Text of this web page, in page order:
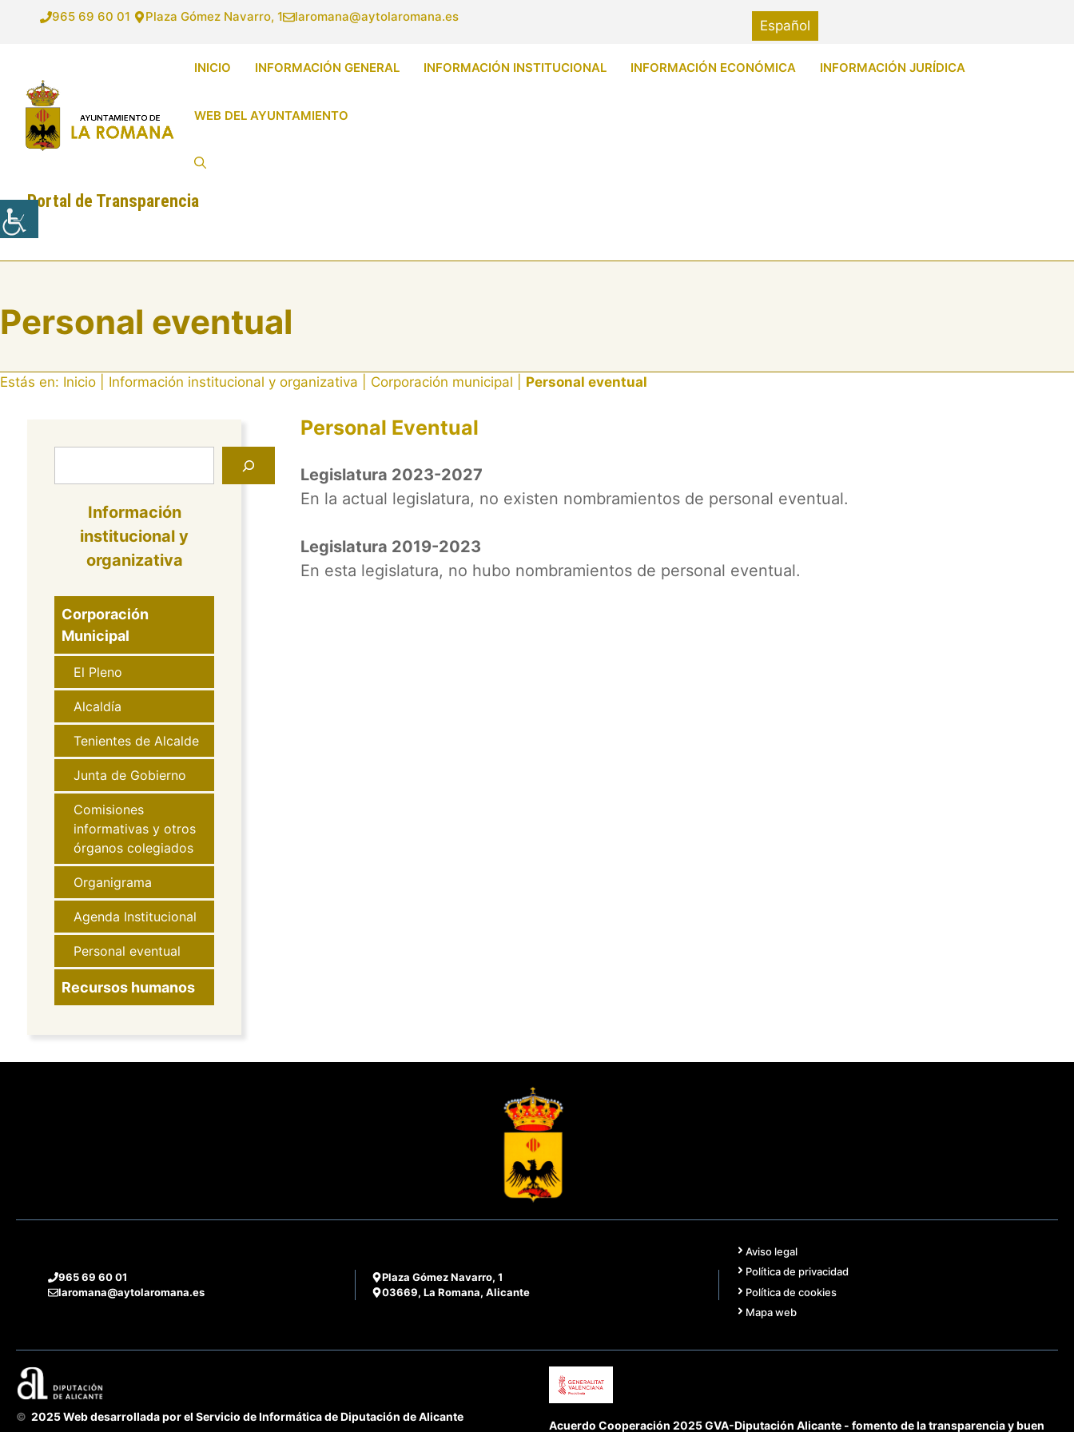
965 69 60 01 Plaza Gómez Navarro, 1 laromana@aytolaromana.es
Español
INICIO INFORMACIÓN GENERAL INFORMACIÓN INSTITUCIONAL INFORMACIÓN ECONÓMICA INFORMACIÓN JURÍDICA
WEB DEL AYUNTAMIENTO
Portal de Transparencia
Personal eventual
Estás en: Inicio Información institucional y organizativa Corporación municipal Personal eventual
Personal Eventual
Legislatura 2023-2027
En la actual legislatura, no existen nombramientos de personal eventual.
Legislatura 2019-2023
En esta legislatura, no hubo nombramientos de personal eventual.
Información
institucional y
organizativa
Corporación
Municipal
El Pleno
Alcaldía
Tenientes de Alcalde
Junta de Gobierno
Comisiones
informativas y otros
órganos colegiados
Organigrama
Agenda Institucional
Personal eventual
Recursos humanos
965 69 60 01
laromana@aytolaromana.es
Plaza Gómez Navarro, 1
03669, La Romana, Alicante
Aviso legal
Política de privacidad
Política de cookies
Mapa web
© 2025 Web desarrollada por el Servicio de Informática de Diputación de Alicante
Acuerdo Cooperación 2025 GVA-Diputación Alicante - fomento de la transparencia y buen